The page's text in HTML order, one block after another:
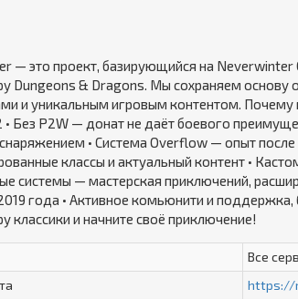
— это проект, базирующийся на Neverwinter
Dungeons & Dragons. Мы сохраняем основу
и уникальным игровым контентом. Почему
• Без P2W — донат не даёт боевого
• Система Overflow — опыт после
классы и актуальный контент •
системы — мастерская приключений,
года • Активное комьюнити и
классики и начните своё приключение!
Все
https://